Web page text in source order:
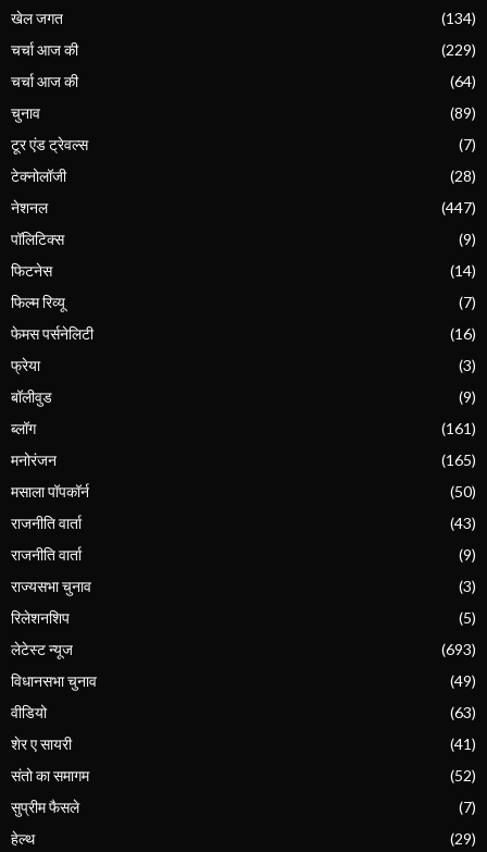
खेल जगत
(134)
चर्चा आज की
(229)
चर्चा आज की
(64)
चुनाव
(89)
टूर एंड ट्रेवल्स
(7)
टेक्नोलॉजी
(28)
नेशनल
(447)
पॉलिटिक्स
(9)
फिटनेस
(14)
फिल्म रिव्यू
(7)
फेमस पर्सनेलिटी
(16)
फ्रेया
(3)
बॉलीवुड
(9)
ब्लॉग
(161)
मनोरंजन
(165)
मसाला पॉपकॉर्न
(50)
राजनीति वार्ता
(43)
राजनीति वार्ता
(9)
राज्यसभा चुनाव
(3)
रिलेशनशिप
(5)
लेटेस्ट न्यूज
(693)
विधानसभा चुनाव
(49)
वीडियो
(63)
शेर ए सायरी
(41)
संतो का समागम
(52)
सुप्रीम फैसले
(7)
हेल्थ
(29)